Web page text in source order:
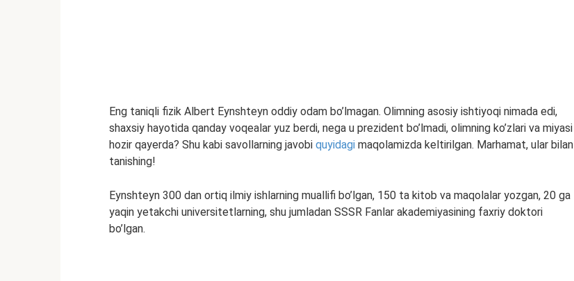
Eng taniqli fizik Albert Eynshteyn oddiy odam bo’lmagan. Olimning asosiy ishtiyoqi nimada edi,
shaxsiy hayotida qanday voqealar yuz berdi, nega u prezident bo’lmadi, olimning ko’zlari va miyasi
hozir qayerda? Shu kabi savollarning javobi quyidagi maqolamizda keltirilgan. Marhamat, ular bilan
tanishing!
Eynshteyn 300 dan ortiq ilmiy ishlarning muallifi bo’lgan, 150 ta kitob va maqolalar yozgan, 20 ga
yaqin yetakchi universitetlarning, shu jumladan SSSR Fanlar akademiyasining faxriy doktori
bo’lgan.